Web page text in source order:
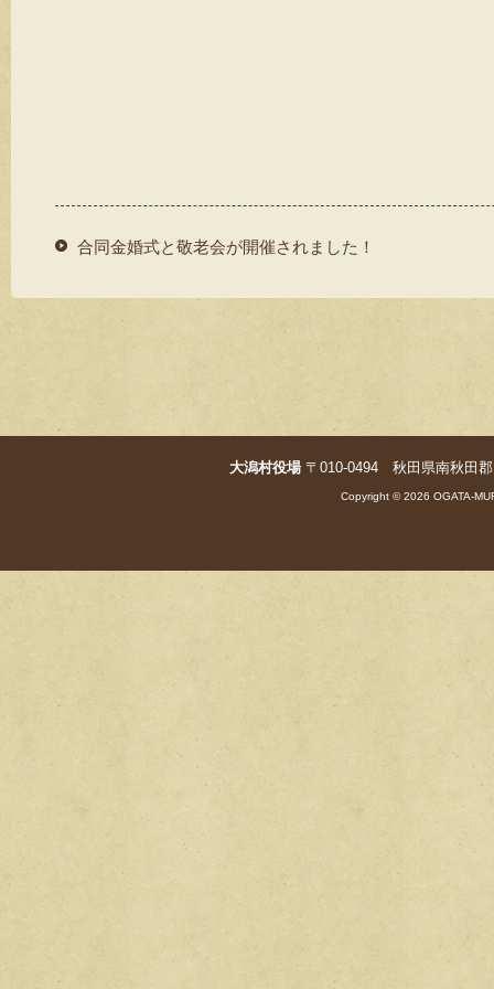
合同金婚式と敬老会が開催されました！
大潟村役場〒010-0494 秋田県南秋田
Copyright © 2026 OGATA-